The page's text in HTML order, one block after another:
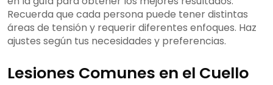
Recuerda que cada persona puede tener distintas
áreas de tensión y requerir diferentes enfoques. Haz
ajustes según tus necesidades y preferencias.
Lesiones Comunes en el Cuello